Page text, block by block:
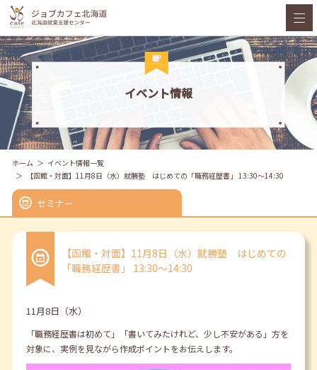
イベント情報
ホーム
イベント情報一覧
【函館・対面】11月8日（水）就勝塾 はじめての「職務経歴書」 13:30～14:30
セミナー
【函館・対面】11月8日（水）就勝塾 はじめての
「職務経歴書」 13:30～14:30
11月8日（水）
「職務経歴書は初めて」「書いてみたけれど、少し不安がある」方を
対象に、実例を見ながら作成ポイントをお伝えします。